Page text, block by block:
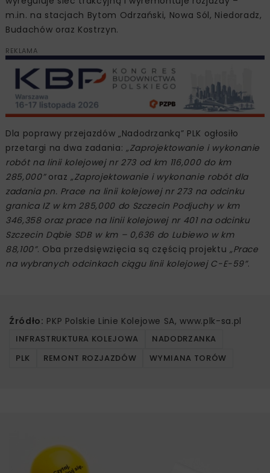
m.in. na stacjach Bytom Odrzański, Nowa Sól, Niedoradz,
Budachów oraz Kostrzyn.
REKLAMA
Dla poprawy przejazdów „Nadodrzanką” PLK ogłosiło
przetargi na dwa zadania: „Zaprojektowanie i wykonanie
robót na linii kolejowej nr 273 od km 116,000 do km
285,000”oraz „Zaprojektowanie i wykonanie robót dla
zadania pn. Prace na linii kolejowej nr 273 na odcinku
granica IZ w km 285,000 do Szczecin Podjuchy w km
346,358 oraz prace na linii kolejowej nr 401 na odcinku
Szczecin Dąbie SDB w km – 0,636 do Lubiewo w km
88,100”. Oba przedsięwzięcia są częścią projektu „Prace
na wybranych odcinkach ciągu linii kolejowej C-E-59”.
Źródło: PKP Polskie Linie Kolejowe SA, www.plk-sa.pl
INFRASTRUKTURA KOLEJOWA
NADODRZANKA
PLK
REMONT ROZJAZDÓW WYMIANA TORÓW